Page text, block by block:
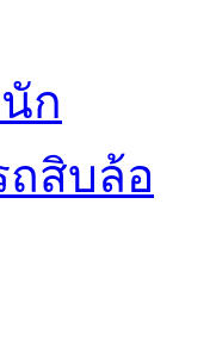
ก
ถสิบล้อ